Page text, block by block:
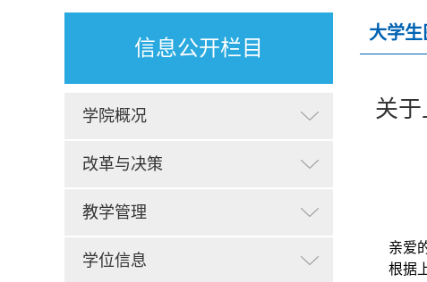
信息公开栏目
学院概况
改革与决策
教学管理
学位信息
大学
关
亲爱
根据